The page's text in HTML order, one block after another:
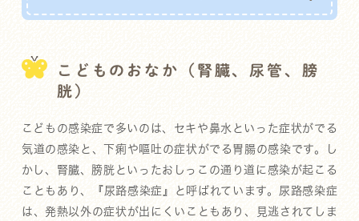
こどものおなか（腎臓、尿管、膀
胱）
こどもの感染症で多いのは、セキや鼻水といった症状がでる
気道の感染と、下痢や嘔吐の症状がでる胃腸の感染です。し
かし、腎臓、膀胱といったおしっこの通り道に感染が起こる
こともあり、『尿路感染症』と呼ばれています。尿路感染症
は、発熱以外の症状が出にくいこともあり、見逃されてしま